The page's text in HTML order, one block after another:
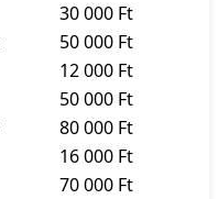
30 000 Ft
50 000 Ft
12 000 Ft
50 000 Ft
80 000 Ft
16 000 Ft
70 000 Ft